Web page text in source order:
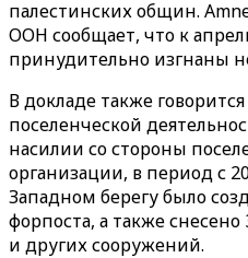
палестинских общин.
ООН сообщает, что к
принудительно изгнаны
В докладе также
поселенческой
насилии со стороны
организации, в период с
Западном берегу было
форпоста, а также
и других сооружений.